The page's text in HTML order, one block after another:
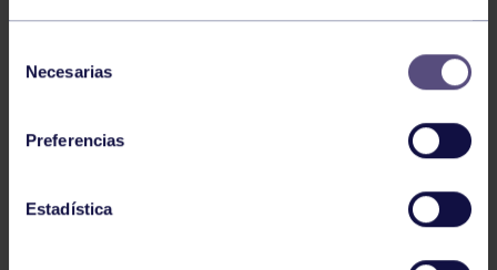
Necesarias
Preferencias
Estadística
Baloncesto